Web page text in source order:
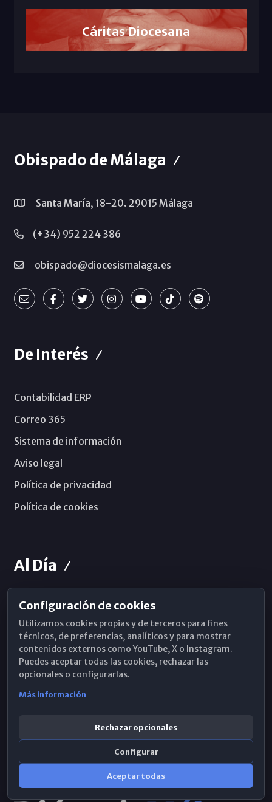
Cáritas Diocesana
Obispado de Málaga
Santa María, 18-20. 29015 Málaga
(+34) 952 224 386
obispado@diocesismalaga.es
De Interés
Contabilidad ERP
Correo 365
Sistema de información
Aviso legal
Política de privacidad
Política de cookies
Al Día
Horarios de Misa
Hemeroteca
WhatsApp
Configuración de cookies
Utilizamos cookies propias y de terceros para fines
técnicos, de preferencias, analíticos y para mostrar
contenidos externos como YouTube, X o Instagram.
Puedes aceptar todas las cookies, rechazar las
opcionales o configurarlas.
Más información
Rechazar opcionales
Configurar
Aceptar todas